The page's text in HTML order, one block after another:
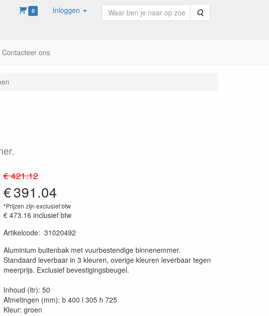
0 Inloggen Zoeken
Contacteer ons
€ 421.12
€391.04
*Prijzen zijn exclusief btw
€ 473.16 inclusief btw
Artikelcode: 31020492
Aluminium buitenbak met vuurbestendige binnenemmer.
Standaard leverbaar in 3 kleuren, overige kleuren leverbaar tegen
meerprijs. Exclusief bevestigingsbeugel.
Inhoud (ltr): 50
Afmetingen (mm): b 400 l 305 h 725
Kleur: groen